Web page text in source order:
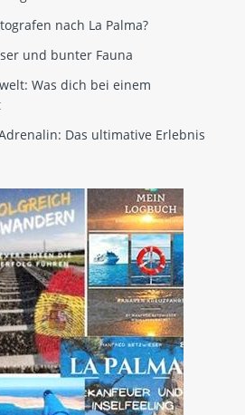
nach La Palma?
und bunter Fauna
Was dich bei einem
Das ultimative Erlebnis